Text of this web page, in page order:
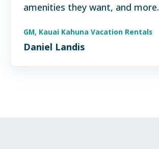
amenities they want, and more.
GM, Kauai Kahuna Vacation Rentals
Daniel Landis